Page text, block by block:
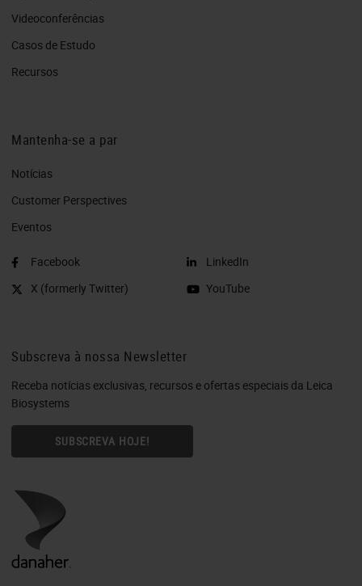
Videoconferências
Casos de Estudo
Recursos
Mantenha-se a par
Notícias
Customer Perspectives​
Eventos
Facebook
X (formerly Twitter)
LinkedIn
YouTube
Subscreva à nossa Newsletter
Receba notícias exclusivas, recursos e ofertas especiais da Leica
Biosystems
SUBSCREVA HOJE!